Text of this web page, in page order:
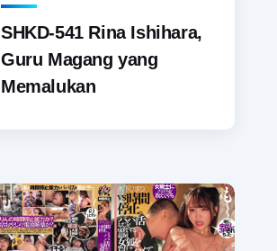
SHKD-541 Rina Ishihara,
Guru Magang yang
Memalukan